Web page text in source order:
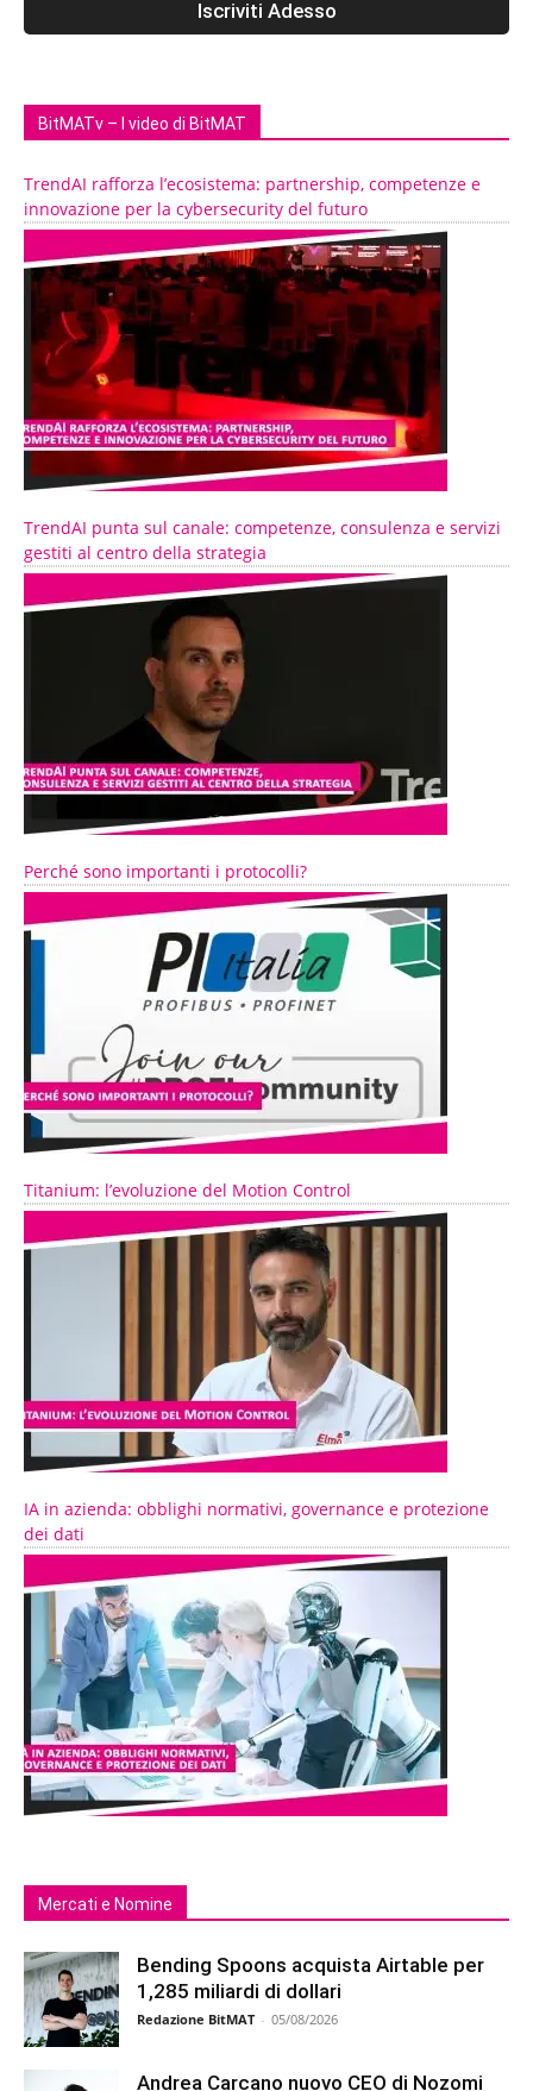
BitMATv – I video di BitMAT
TrendAI rafforza l’ecosistema: partnership, competenze e
innovazione per la cybersecurity del futuro
TrendAI punta sul canale: competenze, consulenza e servizi
gestiti al centro della strategia
Perché sono importanti i protocolli?
Titanium: l’evoluzione del Motion Control
IA in azienda: obblighi normativi, governance e protezione
dei dati
Mercati e Nomine
Bending Spoons acquista Airtable per
1,285 miliardi di dollari
Redazione BitMAT - 05/08/2026
Andrea Carcano nuovo CEO di Nozomi